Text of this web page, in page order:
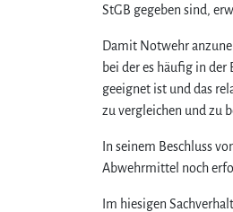
StGB gegeben sind,
Damit Notwehr
bei der es häufig in
geeignet ist und das
zu vergleichen und zu
In seinem Beschluss
Abwehrmittel noch
Im hiesigen